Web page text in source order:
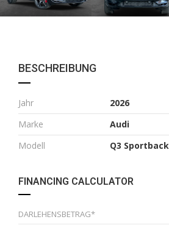
BESCHREIBUNG
Jahr
2026
Marke
Audi
Modell
Q3 Sportback
FINANCING CALCULATOR
DARLEHENSBETRAG*